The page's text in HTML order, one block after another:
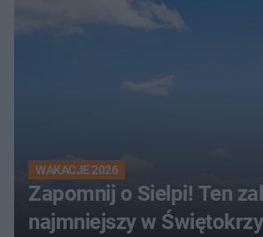
WAKACJE 2026
Zapomnij o Sielpi! Ten
najmniejszy w Świętokrzyskiem,